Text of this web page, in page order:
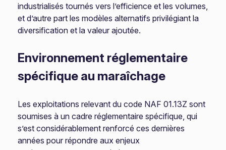
industrialisés tournés vers l’efficience et les volumes,
et d’autre part les modèles alternatifs privilégiant la
diversification et la valeur ajoutée.
Environnement réglementaire
spécifique au maraîchage
Les exploitations relevant du code NAF 01.13Z sont
soumises à un cadre réglementaire spécifique, qui
s’est considérablement renforcé ces dernières
années pour répondre aux enjeux